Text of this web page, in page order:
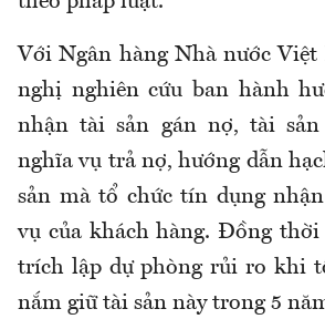
Với Ngân hàng Nhà nước Việt
nghị nghiên cứu ban hành
nhận tài sản gán nợ, tài
nghĩa vụ trả nợ, hướng dẫn
sản mà tổ chức tín dụng
vụ của khách hàng. Đồng thời
trích lập dự phòng rủi ro khi
nắm giữ tài sản này trong 5